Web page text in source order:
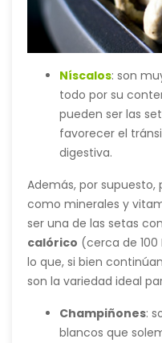
Níscalos: son
todo por su
pueden ser las
favorecer el
digestiva.
Además, por
como minerales y
ser una de las setas con
calórico (cerca de
lo que, si bien
son la variedad ideal
coger peso.
Champiñones:
blancos que